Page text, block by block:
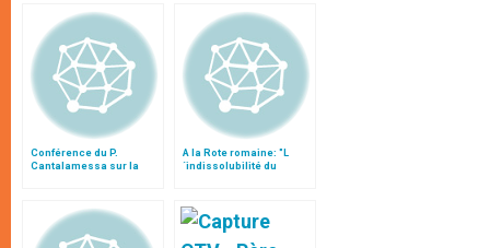
Conférence du P.
Cantalamessa sur la
A la Rote romaine: "L
´indissolubilité du